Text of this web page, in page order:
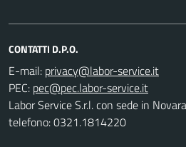
CONTATTI D.P.O.
E-mail:
PEC:
Labor Service S.r.l. con sede in
telefono: 0321.1814220